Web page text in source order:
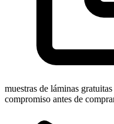
muestras de láminas gratuitas
compromiso antes de